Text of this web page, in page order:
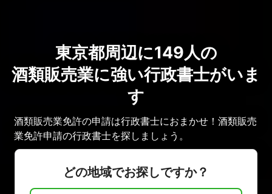
東京都周辺に149人の
酒類販売業に強い行政書士がいま
す
酒類販売業免許の申請は行政書士におまかせ！酒類販売
業免許申請の行政書士を探しましょう。
どの地域でお探しですか？